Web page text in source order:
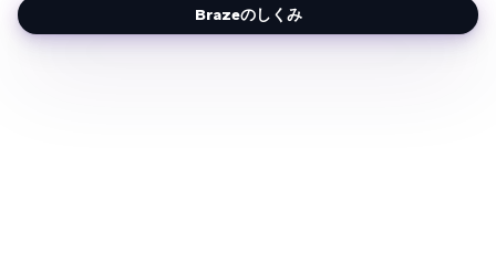
Brazeのしくみ